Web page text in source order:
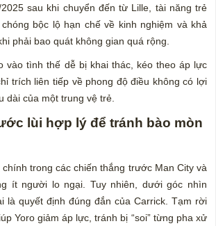
sau khi chuyển đến từ Lille, tài năng trẻ
bộc lộ hạn chế về kinh nghiệm và khả
phải bao quát không gian quá rộng.
vào tình thế dễ bị khai thác, kéo theo áp lực
trích liên tiếp về phong độ điều không có lợi
dài của một trung vệ trẻ.
lùi hợp lý để tránh bào mòn
trong các chiến thắng trước Man City và
ít người lo ngại. Tuy nhiên, dưới góc nhìn
là quyết định đúng đắn của Carrick. Tạm rời
Yoro giảm áp lực, tránh bị “soi” từng pha xử